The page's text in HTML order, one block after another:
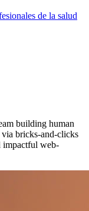
de la salud
building human
bricks-and-clicks
impactful web-